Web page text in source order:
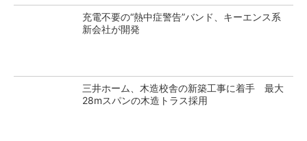
充電不要の“熱中症警告”バンド、キーエンス系
新会社が開発
三井ホーム、木造校舎の新築工事に着手 最大
28mスパンの木造トラス採用